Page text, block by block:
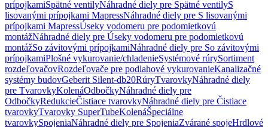
prípojkamiSpätné ventilyNáhradné diely pre Spätné ventilyS
lisovanými prípojkami MapressNáhradné diely pre S lisovanými
prípojkami MapressÚseky vodomeru pre podomietkovú
montážNáhradné diely pre Úseky vodomeru pre podomietkovú
montážSo závitovými prípojkamiNáhradné diely pre So závitovými
prípojkamiPlošné vykurovanie/chladenieSystémové rúrySortiment
rozdeľovačovRozdeľovače pre podlahové vykurovanieKanalizačné
systémy budovGeberit Silent-db20RúryTvarovkyNáhradné diely
pre TvarovkyKolenáOdbočkyNáhradné diely pre
OdbočkyRedukcieČistiace tvarovkyNáhradné diely pre Čistiace
tvarovkyTvarovky SuperTubeKolenáŠpeciálne
tvarovkySpojeniaNáhradné diely pre SpojeniaZvárané spojeHrdlové